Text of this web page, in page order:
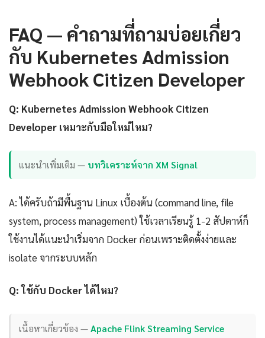
FAQ — คำถามที่ถามบ่อยเกี่ยว
กับ Kubernetes Admission
Webhook Citizen Developer
Q: Kubernetes Admission Webhook Citizen
Developer เหมาะกับมือใหม่ไหม?
แนะนำเพิ่มเติม — บทวิเคราะห์จาก XM Signal
A: ได้ครับถ้ามีพื้นฐาน Linux เบื้องต้น (command line, file
system, process management) ใช้เวลาเรียนรู้ 1-2 สัปดาห์ก็
ใช้งานได้แนะนำเริ่มจาก Docker ก่อนเพราะติดตั้งง่ายและ
isolate จากระบบหลัก
Q: ใช้กับ Docker ได้ไหม?
เนื้อหาเกี่ยวข้อง —Apache Flink Streaming Service